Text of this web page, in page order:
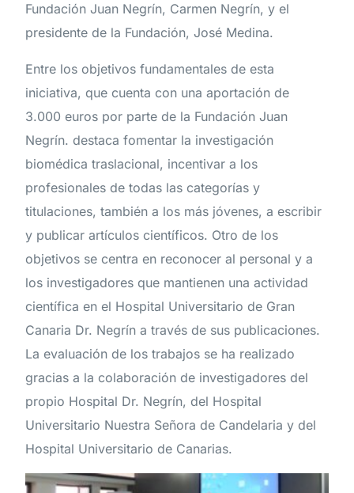
Fundación Juan Negrín, Carmen Negrín, y el
presidente de la Fundación, José Medina.
Entre los objetivos fundamentales de esta
iniciativa, que cuenta con una aportación de
3.000 euros por parte de la Fundación Juan
Negrín. destaca fomentar la investigación
biomédica traslacional, incentivar a los
profesionales de todas las categorías y
titulaciones, también a los más jóvenes, a escribir
y publicar artículos científicos. Otro de los
objetivos se centra en reconocer al personal y a
los investigadores que mantienen una actividad
científica en el Hospital Universitario de Gran
Canaria Dr. Negrín a través de sus publicaciones.
La evaluación de los trabajos se ha realizado
gracias a la colaboración de investigadores del
propio Hospital Dr. Negrín, del Hospital
Universitario Nuestra Señora de Candelaria y del
Hospital Universitario de Canarias.